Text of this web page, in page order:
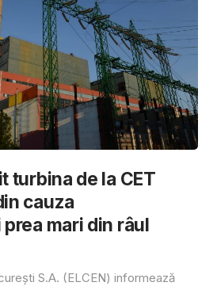
turbina de la CET
cauza
mari din râul
S.A. (ELCEN) informează